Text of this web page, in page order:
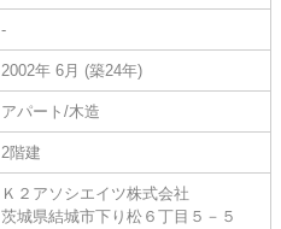
-
2002年 6月 (築24年)
アパート/木造
2階建
Ｋ２アソシエイツ株式会社
茨城県結城市下り松６丁目５－５